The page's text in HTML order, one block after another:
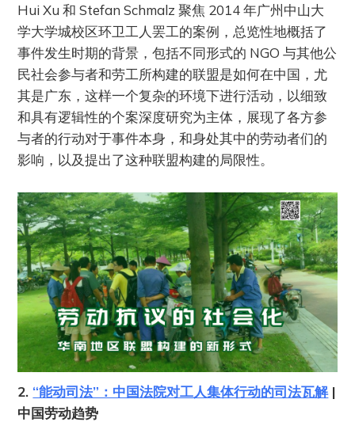
Hui Xu 和 Stefan Schmalz 聚焦 2014 年广州中山大
学大学城校区环卫工人罢工的案例，总览性地概括了
事件发生时期的背景，包括不同形式的 NGO 与其他公
民社会参与者和劳工所构建的联盟是如何在中国，尤
其是广东，这样一个复杂的环境下进行活动，以细致
和具有逻辑性的个案深度研究为主体，展现了各方参
与者的行动对于事件本身，和身处其中的劳动者们的
影响，以及提出了这种联盟构建的局限性。
2. “能动司法”：中国法院对工人集体行动的司法瓦解|
中国劳动趋势